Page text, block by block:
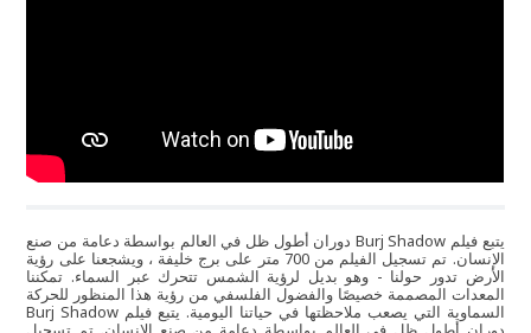
يتبع فيلم Burj Shadow دوران أطول ظل في العالم بواسطة دعامة من صنع
الإنسان. تم تسجيل الفيلم من 700 متر على برج خليفة ، ويشجعنا على رؤية
الأرض تدور حولنا - وهو بديل لرؤية الشمس تتحرك عبر السماء. تمكننا
المعدات المصممة خصيصًا والفضول الفلسفي من رؤية هذا المنظور للحركة
السماوية التي يصعب ملاحظتها في حياتنا اليومية. يتبع فيلم Burj Shadow